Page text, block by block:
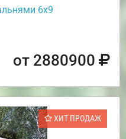
6х9
от 2880900
ХИТ ПРОДАЖ